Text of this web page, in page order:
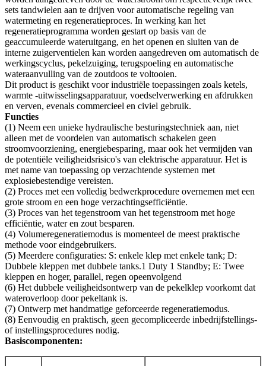
sets tandwielen aan te drijven voor automatische regeling van
watermeting en regeneratieproces. In werking kan het
regeneratieprogramma worden gestart op basis van de
geaccumuleerde wateruitgang, en het openen en sluiten van de
interne zuigerventielen kan worden aangedreven om automatisch de
werkingscyclus, pekelzuiging, terugspoeling en automatische
wateraanvulling van de zoutdoos te voltooien.
Dit product is geschikt voor industriële toepassingen zoals ketels,
warmte -uitwisselingsapparatuur, voedselverwerking en afdrukken
en verven, evenals commercieel en civiel gebruik.
Functies
(1) Neem een ​​unieke hydraulische besturingstechniek aan, niet
alleen met de voordelen van automatisch schakelen geen
stroomvoorziening, energiebesparing, maar ook het vermijden van
de potentiële veiligheidsrisico's van elektrische apparatuur. Het is
met name van toepassing op verzachtende systemen met
explosiebestendige vereisten.
(2) Proces met een volledig bedwerkprocedure overnemen met een
grote stroom en een hoge verzachtingsefficiëntie.
(3) Proces van het tegenstroom van het tegenstroom met hoge
efficiëntie, water en zout besparen.
(4) Volumeregeneratiemodus is momenteel de meest praktische
methode voor eindgebruikers.
(5) Meerdere configuraties: S: enkele klep met enkele tank; D:
Dubbele kleppen met dubbele tanks.1 Duty 1 Standby; E: Twee
kleppen en hoger, parallel, regen opeenvolgend
(6) Het dubbele veiligheidsontwerp van de pekelklep voorkomt dat
wateroverloop door pekeltank is.
(7) Ontwerp met handmatige geforceerde regeneratiemodus.
(8) Eenvoudig en praktisch, geen gecompliceerde inbedrijfstellings-
of instellingsprocedures nodig.
Basiscomponenten: